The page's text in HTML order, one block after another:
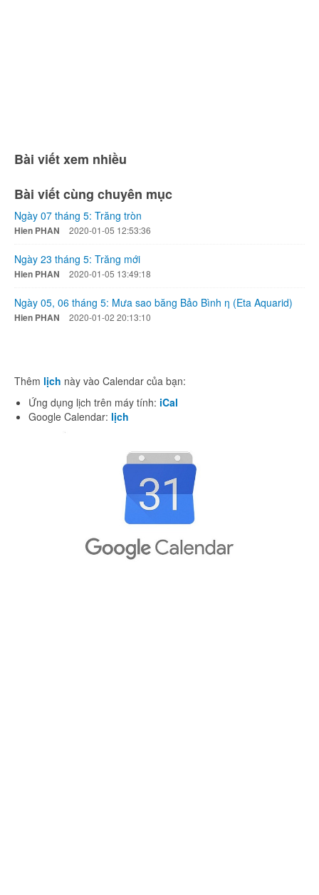
Bài viết xem nhiều
Bài viết cùng chuyên mục
Ngày 07 tháng 5: Trăng tròn
Hien PHAN 2020-01-05 12:53:36
Ngày 23 tháng 5: Trăng mới
Hien PHAN 2020-01-05 13:49:18
Ngày 05, 06 tháng 5: Mưa sao băng Bảo Bình η (Eta Aquarid)
Hien PHAN 2020-01-02 20:13:10
Thêm lịch này vào Calendar của bạn:
Ứng dụng lịch trên máy tính: iCal
Google Calendar: lịch